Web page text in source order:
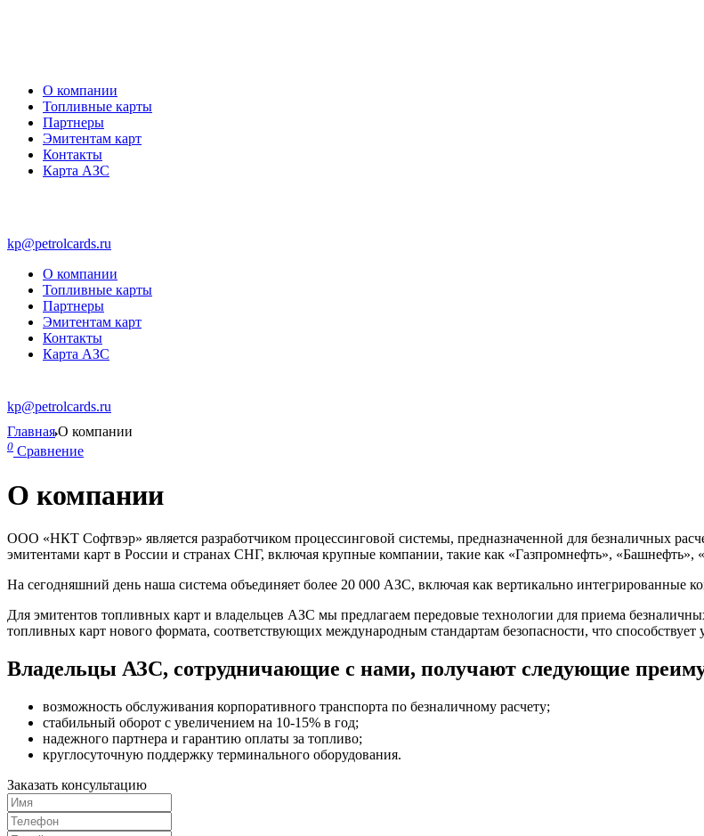
О компании
Топливные карты
Партнеры
Эмитентам карт
Контакты
Карта АЗС
kp@petrolcards.ru
О компании
Топливные карты
Партнеры
Эмитентам карт
Контакты
Карта АЗС
kp@petrolcards.ru
ГлавнаяО компании
0 Сравнение
О компании
ООО «НКТ Софтвэр» является разработчиком процессинговой системы, предназначенной для безналичных
эмитентами карт в России и странах СНГ, включая крупные компании, такие как «Газпромнефть», «Башнефть»,
На сегодняшний день наша система объединяет более 20 000 АЗС, включая как вертикально интегрированные
Для эмитентов топливных карт и владельцев АЗС мы предлагаем передовые технологии для приема
топливных карт нового формата, соответствующих международным стандартам безопасности, что
Владельцы АЗС, сотрудничающие с нами, получают следующие
возможность обслуживания корпоративного транспорта по безналичному расчету;
стабильный оборот с увеличением на 10-15% в год;
надежного партнера и гарантию оплаты за топливо;
круглосуточную поддержку терминального оборудования.
Заказать консультацию